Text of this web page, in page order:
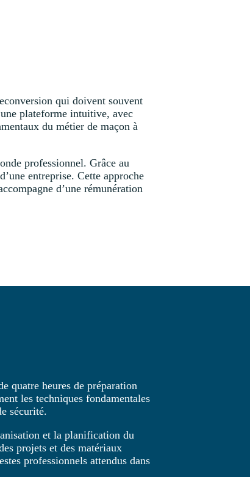
qui doivent souvent
plateforme intuitive, avec
du métier de maçon à
professionnel. Grâce au
entreprise. Cette approche
d’une rémunération
quatre heures de préparation
les techniques fondamentales
sécurité.
et la planification du
projets et des matériaux
professionnels attendus dans